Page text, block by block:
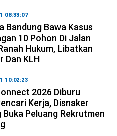
08:33:07
Bandung Bawa Kasus
10 Pohon Di Jalan
Hukum, Libatkan
Dan KLH
10:02:23
2026 Diburu
Kerja, Disnaker
Buka Peluang Rekrutmen